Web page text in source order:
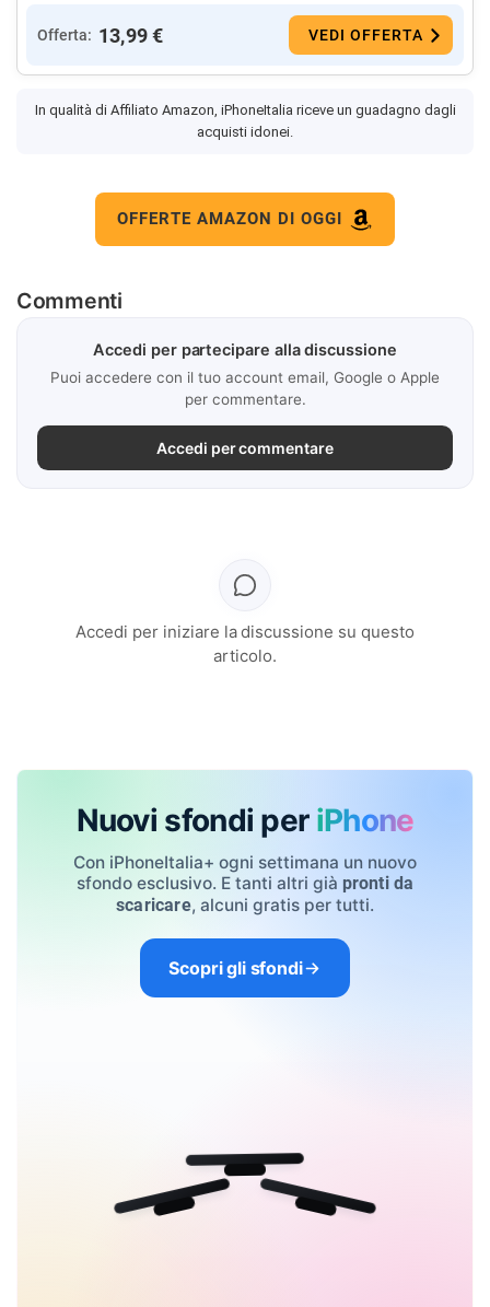
Offerta: 13,99 € VEDI OFFERTA
In qualità di Affiliato Amazon, iPhoneItalia riceve un guadagno dagli
acquisti idonei.
OFFERTE AMAZON DI OGGI
Commenti
Accedi per partecipare alla discussione
Puoi accedere con il tuo account email, Google o Apple
per commentare.
Accedi per commentare
Accedi per iniziare la discussione su questo
articolo.
Nuovi sfondi per iPhone
Con iPhoneItalia+ ogni settimana un nuovo
sfondo esclusivo. E tanti altri già pronti da
scaricare, alcuni gratis per tutti.
Scopri gli sfondi